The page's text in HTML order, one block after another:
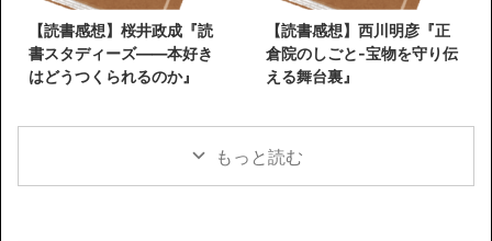
【読書感想】桜井政成『読
書スタディーズ――本好き
はどうつくられるのか』
【読書感想】西川明彦『正
倉院のしごと-宝物を守り伝
える舞台裏』
もっと読む